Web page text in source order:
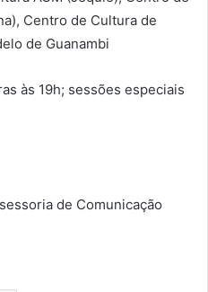
Centro de Cultura de
de Guanambi
às 19h; sessões especiais
de Comunicação